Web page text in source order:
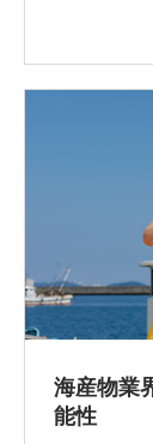
海産物業
能性